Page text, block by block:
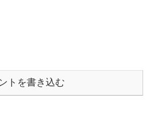
トを書き込む